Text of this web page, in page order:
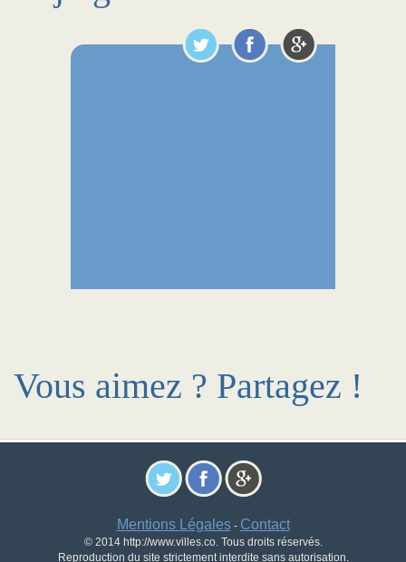
Vous aimez ? Partagez !
Mentions Légales- Contact
© 2014 http://www.villes.co. Tous droits réservés.
Reproduction du site strictement interdite sans autorisation.